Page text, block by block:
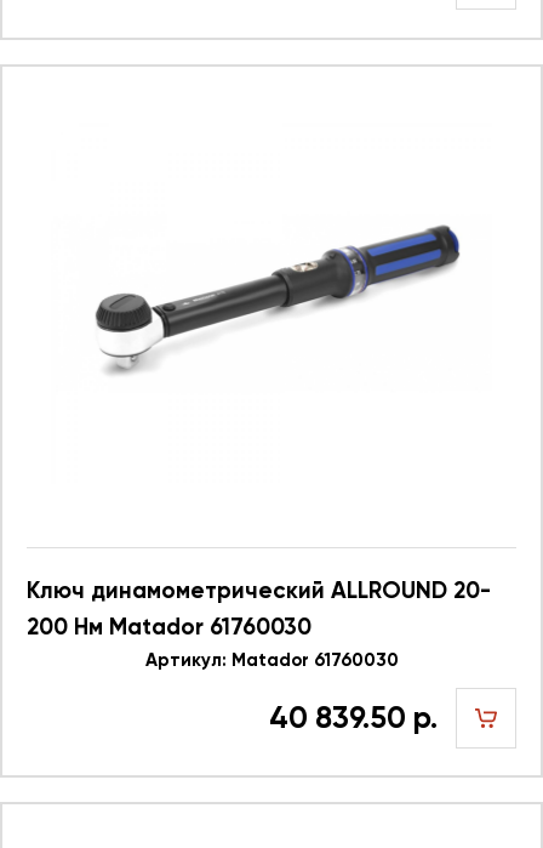
Ключ динамометрический ALLROUND 20-
200 Нм Matador 61760030
Артикул: Matador 61760030
40 839.50 р.